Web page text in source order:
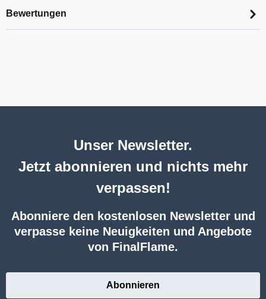
Bewertungen
Unser Newsletter.
Jetzt abonnieren und nichts mehr
verpassen!
Abonniere den kostenlosen Newsletter und
verpasse keine Neuigkeiten und Angebote
von FinalFlame.
Abonnieren